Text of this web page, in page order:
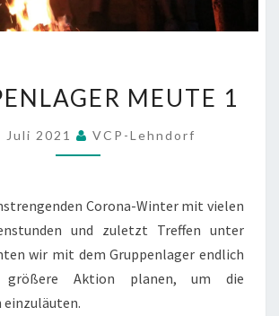
MEUTE
1
MEUTE 1
Juli 2021 VCP-Lehndorf
Corona-Winter mit vielen
und zuletzt Treffen unter
wir mit dem Gruppenlager endlich
größere Aktion planen, um die